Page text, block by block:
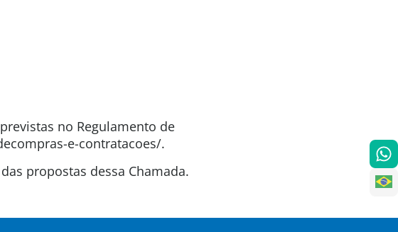
no Regulamento de
e-contratacoes/.
propostas dessa Chamada.